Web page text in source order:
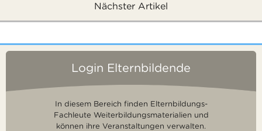
Nächster Artikel
Login Elternbildende
In diesem Bereich finden Elternbildungs-
Fachleute Weiterbildungsmaterialien und
können ihre Veranstaltungen verwalten.